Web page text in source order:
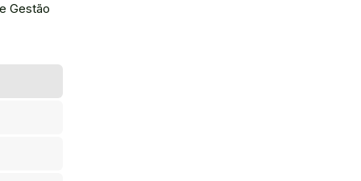
Gestão